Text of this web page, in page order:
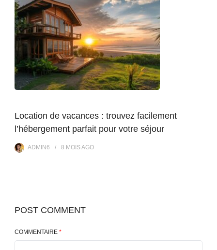
Location de vacances : trouvez facilement
l’hébergement parfait pour votre séjour
ADMIN6 8 MOISAGO
POST COMMENT
COMMENTAIRE *